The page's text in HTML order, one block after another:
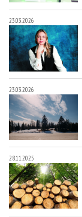
23.03.2026
23.03.2026
28.11.2025